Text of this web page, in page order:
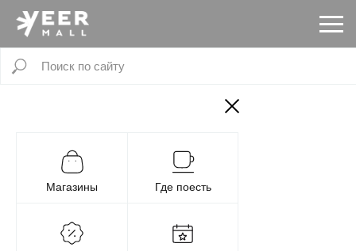
Магазины Где поесть